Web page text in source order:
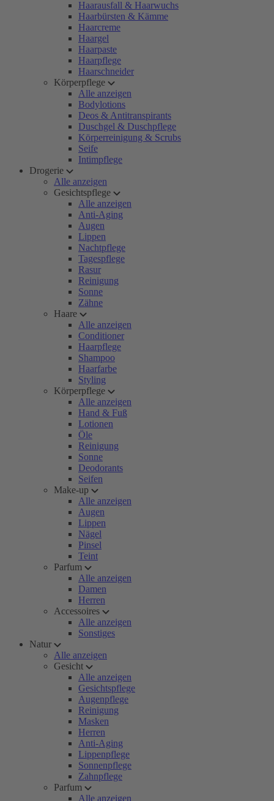
Haarausfall & Haarwuchs
Haarbürsten & Kämme
Haarcreme
Haargel
Haarpaste
Haarpflege
Haarschneider
Körperpflege
Alle anzeigen
Bodylotions
Deos & Antitranspirants
Duschgel & Duschpflege
Körperreinigung & Scrubs
Seife
Intimpflege
Drogerie
Alle anzeigen
Gesichtspflege
Alle anzeigen
Anti-Aging
Augen
Lippen
Nachtpflege
Tagespflege
Rasur
Reinigung
Sonne
Zähne
Haare
Alle anzeigen
Conditioner
Haarpflege
Shampoo
Haarfarbe
Styling
Körperpflege
Alle anzeigen
Hand & Fuß
Lotionen
Öle
Reinigung
Sonne
Deodorants
Seifen
Make-up
Alle anzeigen
Augen
Lippen
Nägel
Pinsel
Teint
Parfum
Alle anzeigen
Damen
Herren
Accessoires
Alle anzeigen
Sonstiges
Natur
Alle anzeigen
Gesicht
Alle anzeigen
Gesichtspflege
Augenpflege
Reinigung
Masken
Herren
Anti-Aging
Lippenpflege
Sonnenpflege
Zahnpflege
Parfum
Alle anzeigen